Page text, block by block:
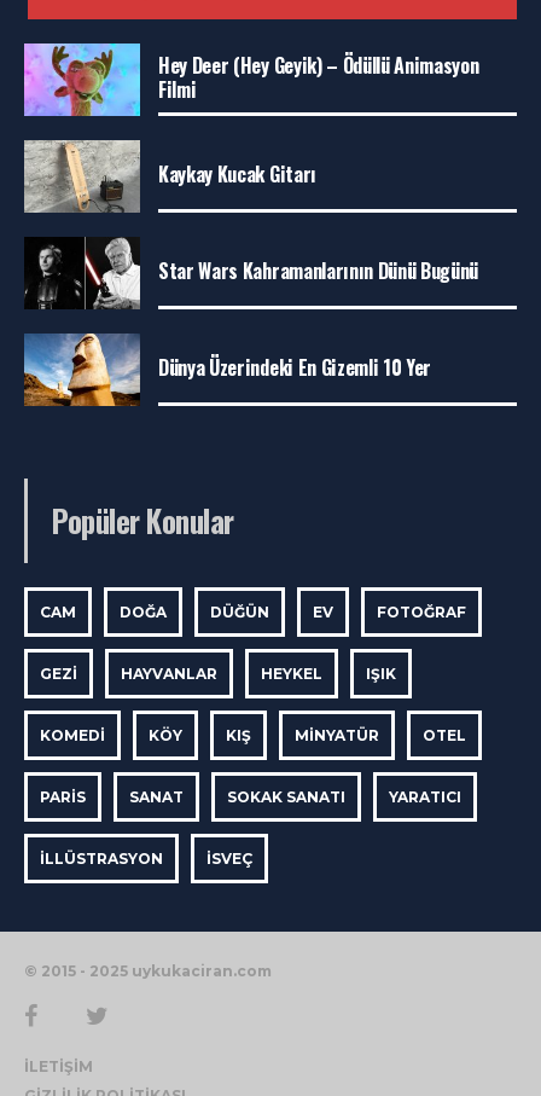
Hey Deer (Hey Geyik) – Ödüllü Animasyon
Filmi
Kaykay Kucak Gitarı
Star Wars Kahramanlarının Dünü Bugünü
Dünya Üzerindeki En Gizemli 10 Yer
Popüler Konular
CAM DOĞA DÜĞÜN EV FOTOĞRAF
GEZI HAYVANLAR HEYKEL IŞIK
KOMEDI KÖY KIŞ MINYATÜR OTEL
PARIS SANAT SOKAK SANATI YARATICI
İLLÜSTRASYON İSVEÇ
© 2015 - 2025 uykukaciran.com
İLETİŞİM